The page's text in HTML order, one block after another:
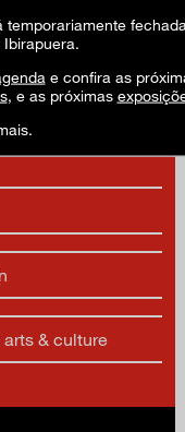
& culture
de privacidade e
uso
temporariamente
e confira as
, e as próximas